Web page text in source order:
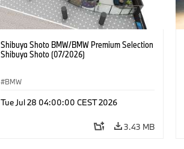
Shibuya Shoto BMW/BMW Premium Selection
Shibuya Shoto (07/2026)
BMW
Tue Jul 28 04:00:00 CEST 2026
3.43 MB